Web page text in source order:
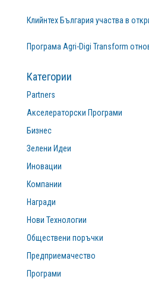
Клийнтех България участва в
Програма Agri-Digi Transform
Категории
Partners
Акселераторски Програми
Бизнес
Зелени Идеи
Иновации
Компании
Награди
Нови Технологии
Обществени поръчки
Предприемачество
Програми